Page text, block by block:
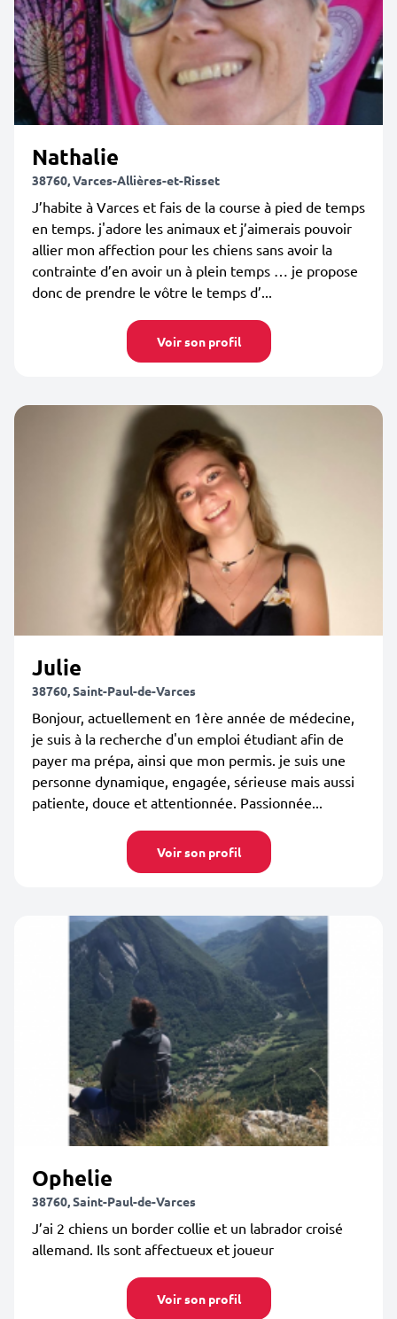
Nathalie
38760, Varces-Allières-et-Risset
J’habite à Varces et fais de la course à pied de temps
en temps. j'adore les animaux et j’aimerais pouvoir
allier mon affection pour les chiens sans avoir la
contrainte d’en avoir un à plein temps … je propose
donc de prendre le vôtre le temps d’...
Voir son profil
Julie
38760, Saint-Paul-de-Varces
Bonjour, actuellement en 1ère année de médecine,
je suis à la recherche d'un emploi étudiant afin de
payer ma prépa, ainsi que mon permis. je suis une
personne dynamique, engagée, sérieuse mais aussi
patiente, douce et attentionnée. Passionnée...
Voir son profil
Ophelie
38760, Saint-Paul-de-Varces
J’ai 2 chiens un border collie et un labrador croisé
allemand. Ils sont affectueux et joueur
Voir son profil